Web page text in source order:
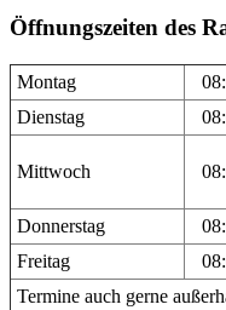
Öffnungszeiten des
Montag
Dienstag
Mittwoch
Donnerstag
Freitag
Termine auch gerne